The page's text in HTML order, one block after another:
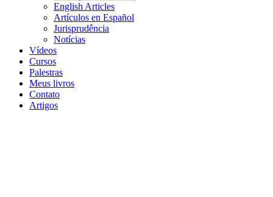
English Articles
Artículos en Español
Jurisprudência
Notícias
Vídeos
Cursos
Palestras
Meus livros
Contato
Artigos